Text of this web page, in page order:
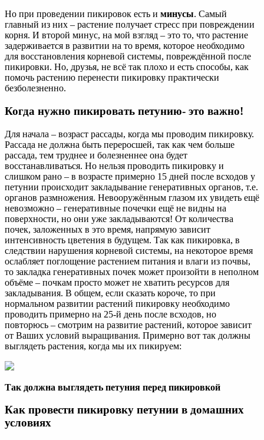
Но при проведении пикировок есть и минусы. Самый
главный из них – растение получает стресс при повреждении
корня. И второй минус, на мой взгляд – это то, что растение
задерживается в развитии на то время, которое необходимо
для восстановления корневой системы, повреждённой после
пикировки. Но, друзья, не всё так плохо и есть способы, как
помочь растению перенести пикировку практически
безболезненно.
Когда нужно пикировать петунию- это важно!
Для начала – возраст рассады, когда мы проводим пикировку.
Рассада не должна быть переросшей, так как чем больше
рассада, тем труднее и болезненнее она будет
восстанавливаться. Но нельзя проводить пикировку и
слишком рано – в возрасте примерно 15 дней после всходов у
петунии происходит закладывание генеративных органов, т.е.
органов размножения. Невооружённым глазом их увидеть ещё
невозможно – генеративные почечки ещё не видны на
поверхности, но они уже закладываются! От количества
почек, заложенных в это время, напрямую зависит
интенсивность цветения в будущем. Так как пикировка, в
следствии нарушения корневой системы, на некоторое время
ослабляет поглощение растением питания и влаги из почвы,
то закладка генеративных почек может произойти в неполном
объёме – почкам просто может не хватить ресурсов для
закладывания. В общем, если сказать короче, то при
нормальном развитии растений пикировку необходимо
проводить примерно на 25-й день после всходов, но
повторюсь – смотрим на развитие растений, которое зависит
от Ваших условий выращивания. Примерно вот так должны
выглядеть растения, когда мы их пикируем:
Так должна выглядеть петуния перед пикировкой
Как провести пикировку петунии в домашних
условиях